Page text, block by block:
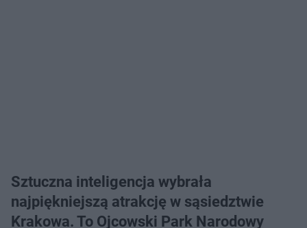
Sztuczna inteligencja wybrała
najpiękniejszą atrakcję w sąsiedztwie
Krakowa. To Ojcowski Park Narodowy